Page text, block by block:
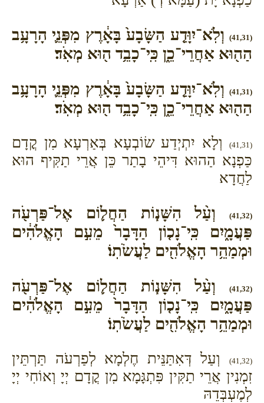
(41,31)
וְלֹֽא־יִוָּדַ֤ע הַשָּׂבָע֙ בָּאָ֔רֶץ מִפְּנֵ֛י הָרָעָ֥ב
הַה֖וּא אַחֲרֵי־כֵ֑ן כִּֽי־כָבֵ֥ד ה֖וּא מְאֹֽד׃
(41,31)
וְלֹֽא־יִוָּדַ֤ע הַשָּׂבָע֙ בָּאָ֔רֶץ מִפְּנֵ֛י הָרָעָ֥ב
הַה֖וּא אַחֲרֵי־כֵ֑ן כִּֽי־כָבֵ֥ד ה֖וּא מְאֹֽד׃
(41,31)
וְלָא יִתְיְדַע שׂוֹבְעָא בְּאַרְעָא מִן קֳדָם
כַּפְנָא הַהוּא דִּיהֵי בָתַר כֵּן אֲרֵי תַקִּיף הוּא
לַחֲדָא
(41,32)
וְעַ֨ל הִשָּׁנ֧וֹת הַחֲל֛וֹם אֶל־פַּרְעֹ֖ה
פַּעֲמָ֑יִם כִּֽי־נָכ֤וֹן הַדָּבָר֙ מֵעִ֣ם הָאֱלֹהִ֔ים
וּמְמַהֵ֥ר הָאֱלֹהִ֖ים לַעֲשֹׂתֽוֹ׃
(41,32)
וְעַ֨ל הִשָּׁנ֧וֹת הַחֲל֛וֹם אֶל־פַּרְעֹ֖ה
פַּעֲמָ֑יִם כִּֽי־נָכ֤וֹן הַדָּבָר֙ מֵעִ֣ם הָאֱלֹהִ֔ים
וּמְמַהֵ֥ר הָאֱלֹהִ֖ים לַעֲשֹׂתֽוֹ׃
(41,32)
וְעַל דְּאִתַּנֵּית חֶלְמָא לְפַרְעֹה תַּרְתֵּין
זִמְנִין אֲרֵי תַקִּין פִּתְגָּמָא מִן קֳדָם יְיָ וְאוֹחִי יְיָ
לְמֶעְבְּדֵהּ